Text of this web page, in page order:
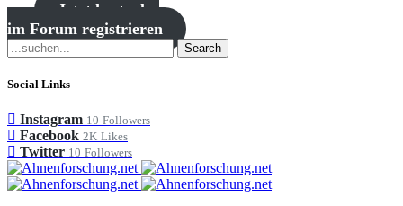
Jetzt kostenlos
im Forum registrieren
Search
Social Links
Instagram 10 Followers
Facebook 2K Likes
Twitter 10 Followers